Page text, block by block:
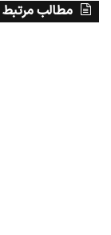
مطالب مرتبط